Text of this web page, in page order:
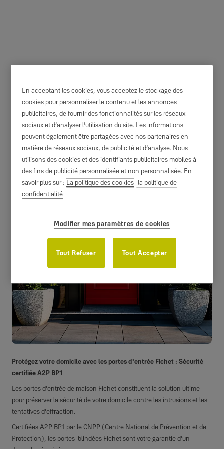
maison
Fichet
Protégez votre domicile avec les portes d'entrée Fichet : Sécurité
certifiée A2P BP1
Les portes d'entrée de maison Fichet constituent la solution ultime
pour préserver la sécurité de votre domicile contre les intrusions et les
tentatives d'effraction.
Certifiées A2P BP1 par le CNPP (Centre National de Prévention et de
Protection), les portes blindées Fichet sont votre garantie d'un
En acceptant les cookies, vous acceptez le stockage des
cookies pour personnaliser le contenu et les annonces
publicitaires, de fournir des fonctionnalités sur les réseaux
sociaux et d’analyser l’utilisation du site. Les informations
peuvent également être partagées avec nos partenaires en
matière de réseaux sociaux, de publicité et d’analyse. Nous
utilisons des cookies et des identifiants publicitaires mobiles à
des fins de publicité personnalisée et non personnalisée. En
savoir plus sur : La politique des cookies la politique de
confidentialité
Modifier mes paramètres de cookies
Tout Refuser Tout Accepter